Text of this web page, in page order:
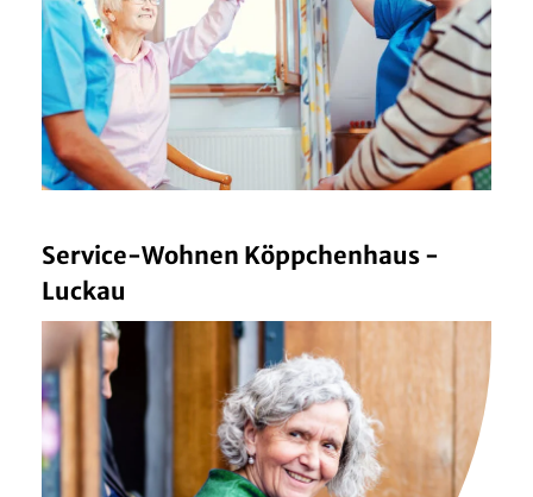
Service-Wohnen Köppchenhaus -
Luckau